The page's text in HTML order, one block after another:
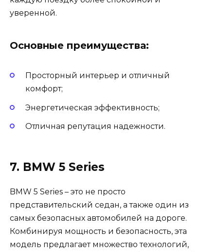
уверенной.
Основные преимущества:
Просторный интерьер и отличный
комфорт;
Энергетическая эффективность;
Отличная репутация надежности.
7. BMW 5 Series
BMW 5 Series – это не просто
представительский седан, а также один из
самых безопасных автомобилей на дороге.
Комбинируя мощность и безопасность, эта
модель предлагает множество технологий,